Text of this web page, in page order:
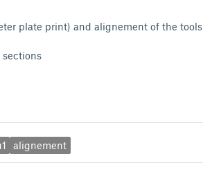
plate print) and alignement of the tools
alignement